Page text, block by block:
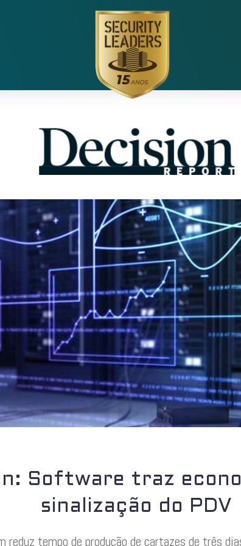
Software traz
sinalização do PDV
reduz tempo de produção de cartazes de três